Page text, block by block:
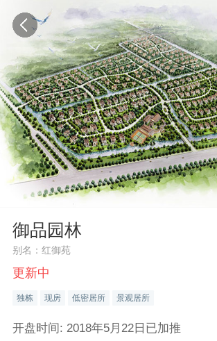
御品园林
别名：红御苑
更新中
独栋 现房 低密居所 景观居所
开盘时间: 2018年5月22日已加推